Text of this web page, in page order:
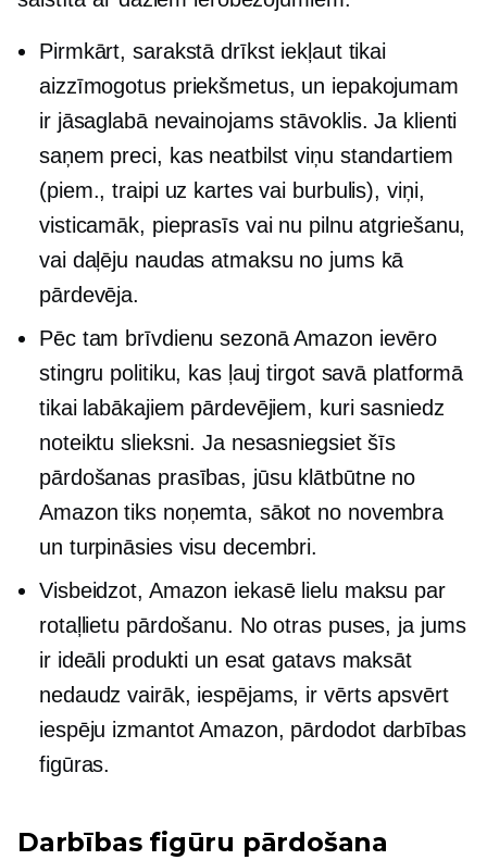
Pirmkārt, sarakstā drīkst iekļaut tikai
aizzīmogotus priekšmetus, un iepakojumam
ir jāsaglabā nevainojams stāvoklis. Ja klienti
saņem preci, kas neatbilst viņu standartiem
(piem., traipi uz kartes vai burbulis), viņi,
visticamāk, pieprasīs vai nu pilnu atgriešanu,
vai daļēju naudas atmaksu no jums kā
pārdevēja.
Pēc tam brīvdienu sezonā Amazon ievēro
stingru politiku, kas ļauj tirgot savā platformā
tikai labākajiem pārdevējiem, kuri sasniedz
noteiktu slieksni. Ja nesasniegsiet šīs
pārdošanas prasības, jūsu klātbūtne no
Amazon tiks noņemta, sākot no novembra
un turpināsies visu decembri.
Visbeidzot, Amazon iekasē lielu maksu par
rotaļlietu pārdošanu. No otras puses, ja jums
ir ideāli produkti un esat gatavs maksāt
nedaudz vairāk, iespējams, ir vērts apsvērt
iespēju izmantot Amazon, pārdodot darbības
figūras.
Darbības figūru pārdošana